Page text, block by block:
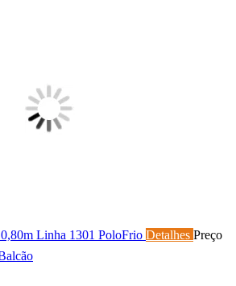
Linha 1301 PoloFrio Detalhes Preço